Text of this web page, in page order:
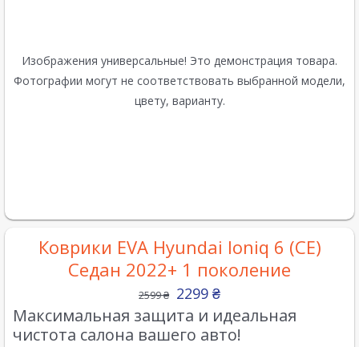
Изображения универсальные! Это демонстрация товара.
Фотографии могут не соответствовать выбранной модели,
цвету, варианту.
Коврики EVA Hyundai Ioniq 6 (CE)
Седан 2022+ 1 поколение
2599₴ 2299 ₴
Максимальная защита и идеальная
чистота салона вашего авто!